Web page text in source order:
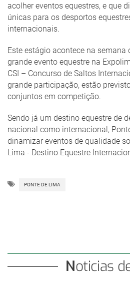
acolher eventos equestres, e que
únicas para os desportos
internacionais.
Este estágio acontece na semana
grande evento equestre na
CSI – Concurso de Saltos
grande participação, estão
conjuntos em competição.
Sendo já um destino equestre de
nacional como internacional,
dinamizar eventos de qualidade
Lima - Destino Equestre
PONTE DE LIMA
Noticias